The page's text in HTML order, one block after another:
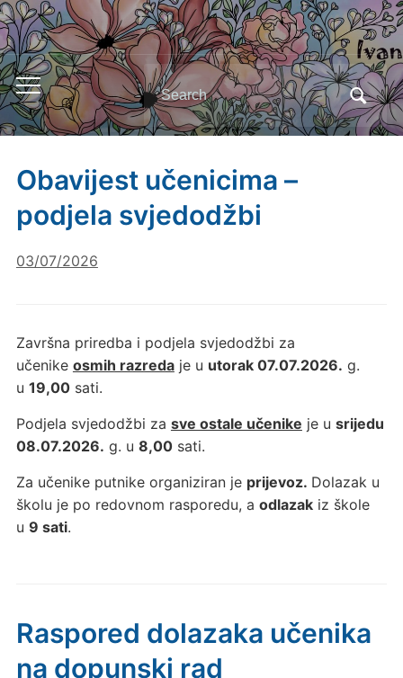
Toggle
mobile
menu
Search
for:
Obavijest učenicima –
podjela svjedodžbi
03/07/2026
Završna priredba i podjela svjedodžbi za
učenike osmih razredaje u utorak 07.07.2026. g.
u 19,00sati.
Podjela svjedodžbi za sve ostale učenike je u srijedu
08.07.2026. g. u 8,00sati.
Za učenike putnike organiziran je prijevoz. Dolazak u
školu je po redovnom rasporedu, a odlazakiz škole
u 9 sati.
Raspored dolazaka učenika
na dopunski rad